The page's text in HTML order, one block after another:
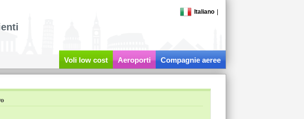
Italiano
Voli low cost Aeroporti Compagnie aeree